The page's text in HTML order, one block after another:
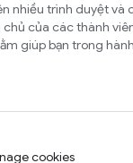
nhiều trình duyệt và
chủ của các thành
giúp bạn trong
cookies